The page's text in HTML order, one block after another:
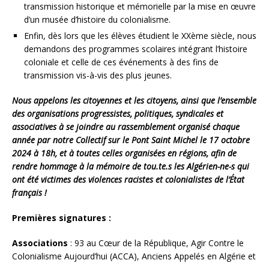
transmission historique et mémorielle par la mise en œuvre
d’un musée d’histoire du colonialisme.
Enfin, dès lors que les élèves étudient le XXème siècle, nous
demandons des programmes scolaires intégrant l’histoire
coloniale et celle de ces événements à des fins de
transmission vis-à-vis des plus jeunes.
Nous appelons les citoyennes et les citoyens, ainsi que l’ensemble
des organisations progressistes, politiques, syndicales et
associatives à se joindre au rassemblement organisé chaque
année par notre Collectif sur le Pont Saint Michel le 17 octobre
2024 à 18h, et à toutes celles organisées en régions, afin de
rendre hommage à la mémoire de tou.te.s les Algérien-ne-s qui
ont été victimes des violences racistes et colonialistes de l’État
français !
Premières signatures :
Associations : 93 au Cœur de la République, Agir Contre le
Colonialisme Aujourd’hui (ACCA), Anciens Appelés en Algérie et